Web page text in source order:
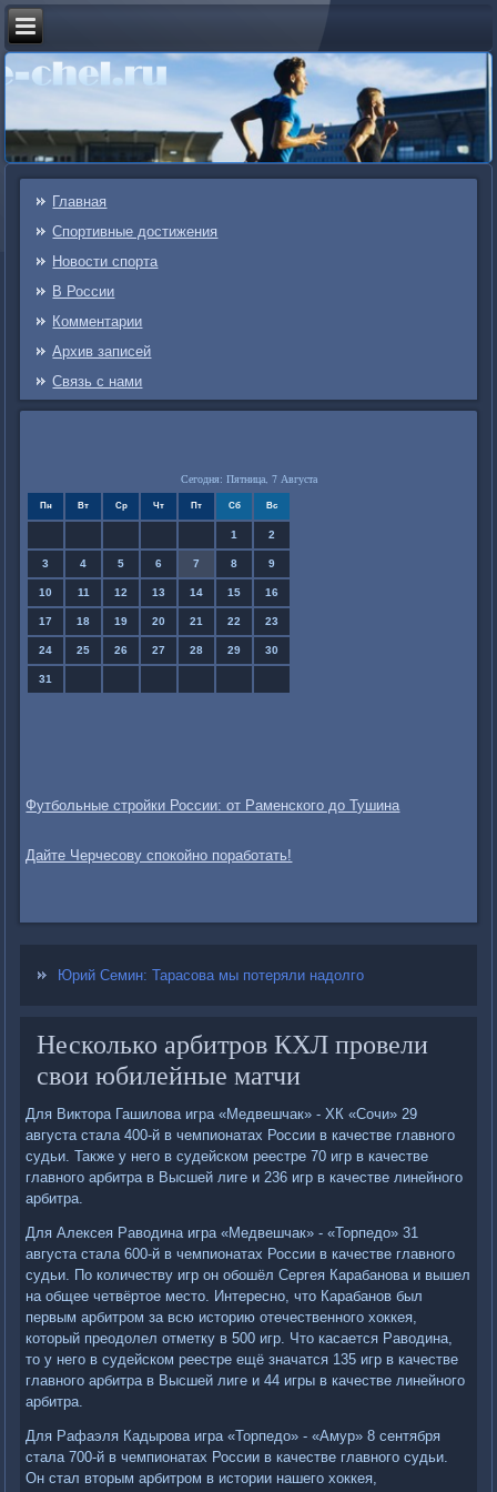
Главная
Спортивные достижения
Новости спорта
В России
Комментарии
Архив записей
Связь c нами
Сегодня: Пятница, 7 Августа
Пн Вт Ср Чт Пт Сб Вс
1 2
3 4 5 6 7 8 9
10 11 12 13 14 15 16
17 18 19 20 21 22 23
24 25 26 27 28 29 30
31
Футбольные стройки России: от Раменского до Тушина
Дайте Черчесову спокойно поработать!
Юрий Семин: Тарасова мы потеряли надолго
Несколько арбитров КХЛ провели
свои юбилейные матчи
Для Виктора Гашилова игра «Медвешчак» - ХК «Сочи» 29
августа стала 400-й в чемпионатах России в качестве главного
судьи. Также у него в судейском реестре 70 игр в качестве
главного арбитра в Высшей лиге и 236 игр в качестве линейного
арбитра.
Для Алексея Раводина игра «Медвешчак» - «Торпедо» 31
августа стала 600-й в чемпионатах России в качестве главного
судьи. По количеству игр он обошёл Сергея Карабанова и вышел
на общее четвёртое место. Интересно, что Карабанов был
первым арбитром за всю историю отечественного хоккея,
который преодолел отметку в 500 игр. Что касается Раводина,
то у него в судейском реестре ещё значатся 135 игр в качестве
главного арбитра в Высшей лиге и 44 игры в качестве линейного
арбитра.
Для Рафаэля Кадырова игра «Торпедо» - «Амур» 8 сентября
стала 700-й в чемпионатах России в качестве главного судьи.
Он стал вторым арбитром в истории нашего хоккея,